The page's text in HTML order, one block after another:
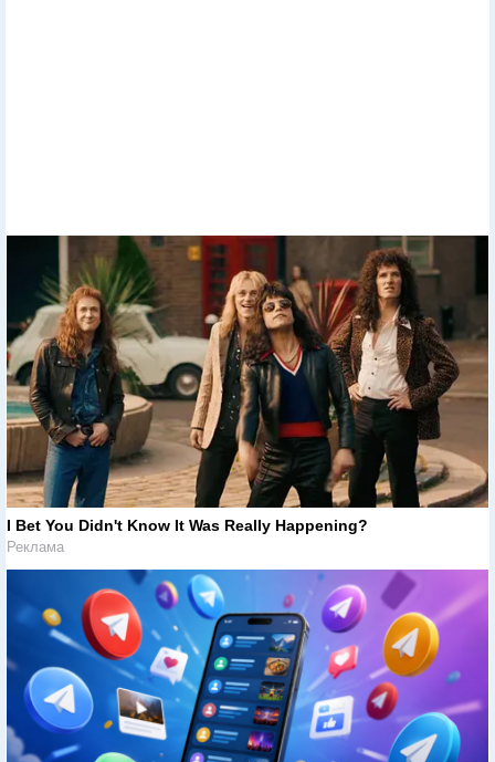
I Bet You Didn't Know It Was Really Happening?
Реклама